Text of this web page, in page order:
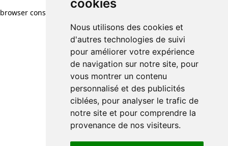
cookies
Nous utilisons des cookies et
d'autres technologies de suivi
pour améliorer votre expérience
de navigation sur notre site, pour
vous montrer un contenu
personnalisé et des publicités
ciblées, pour analyser le trafic de
notre site et pour comprendre la
provenance de nos visiteurs.
browser console for more information)